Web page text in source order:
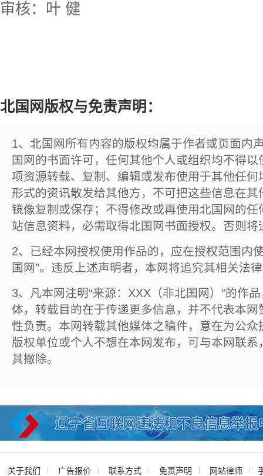
审核：叶 健
北国网版权与免责声明：
1、北国网所有内容的版权均属于作者或页面内
国网的书面许可，任何其他个人或组织均不得
项资源转载、复制、编辑或发布使用于其他任
形式的资讯散发给其他方，不可把这些信息在
镜像复制或保存；不得修改或再使用北国网的
站信息资料，必需取得北国网书面授权。否则将
2、已经本网授权使用作品的，应在授权范围内
国网”。违反上述声明者，本网将追究其相关法
3、凡本网注明“来源：XXX（非北国网）”的作
体，转载目的在于传递更多信息，并不代表本
性负责。本网转载其他媒体之稿件，意在为公
版权单位或个人不想在本网发布，可与本网联
其撤除。
关于我们 广告报价 联系方式 免责声明 网站律师